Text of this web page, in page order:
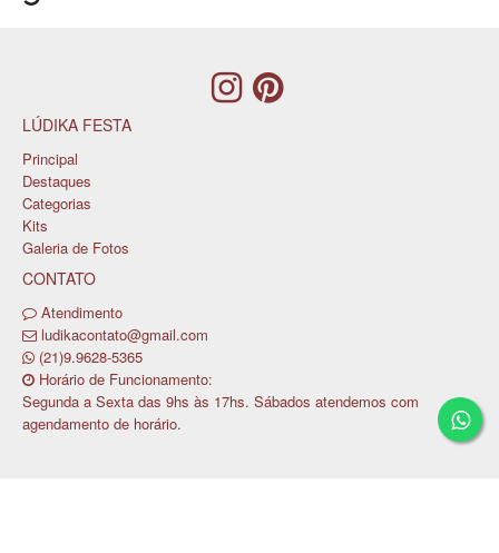
LÚDIKA FESTA
Principal
Destaques
Categorias
Kits
Galeria de Fotos
CONTATO
Atendimento
ludikacontato@gmail.com
(21)9.9628-5365
Horário de Funcionamento:
Segunda a Sexta das 9hs às 17hs. Sábados atendemos com
agendamento de horário.